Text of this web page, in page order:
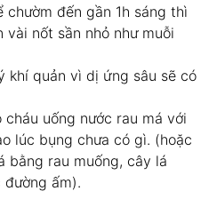
chườm đến gần 1h sáng thì
vài nốt sần nhỏ như muỗi
khí quản vì dị ứng sâu sẽ có
cháu uống nước rau má với
lúc bụng chưa có gì. (hoặc
bằng rau muống, cây lá
ấm).